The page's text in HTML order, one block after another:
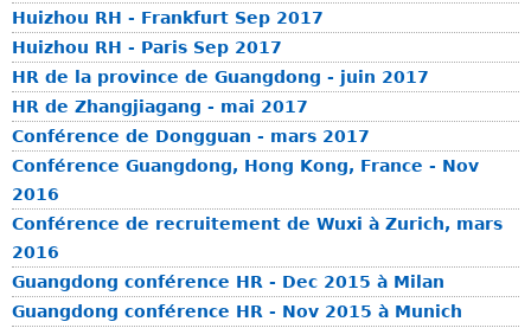
u
a
n
d
u
G
a
g
d
i
s
L
I
A
N
P
i
h
n
t
a
t
i
o
é
o
n
Huizhou RH - Frankfurt Sep 2017
Huizhou RH - Paris Sep 2017
HR de la province de Guangdong - juin 2017
HR de Zhangjiagang - mai 2017
Conférence de Dongguan - mars 2017
Conférence Guangdong, Hong Kong, France - Nov
2016
Conférence de recruitement de Wuxi à Zurich, mars
2016
Guangdong conférence HR - Dec 2015 à Milan
Guangdong conférence HR - Nov 2015 à Munich